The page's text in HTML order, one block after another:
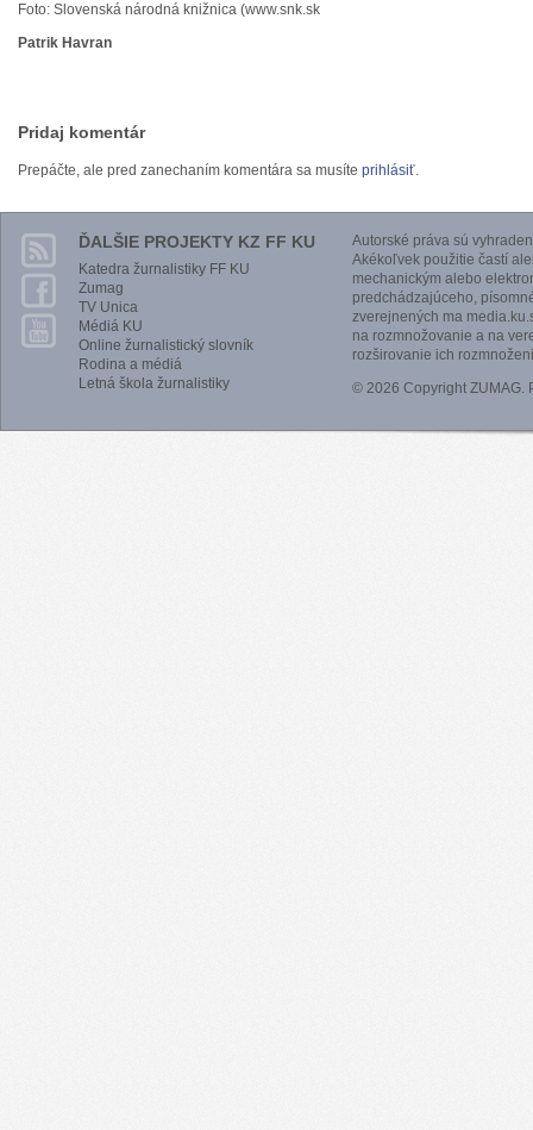
Foto: Slovenská národná knižnica (www.snk.sk
Patrik Havran
Pridaj komentár
Prepáčte, ale pred zanechaním komentára sa musíte prihlásiť.
ĎALŠIE PROJEKTY KZ FF KU
Katedra žurnalistiky FF KU
Zumag
TV Unica
Médiá KU
Online žurnalistický slovník
Rodina a médiá
Letná škola žurnalistiky
Autorské práva sú
Akékoľvek použitie častí
mechanickým alebo
predchádzajúceho,
zverejnených ma
na rozmnožovanie a na
rozširovanie ich
© 2026 Copyright ZUMAG.